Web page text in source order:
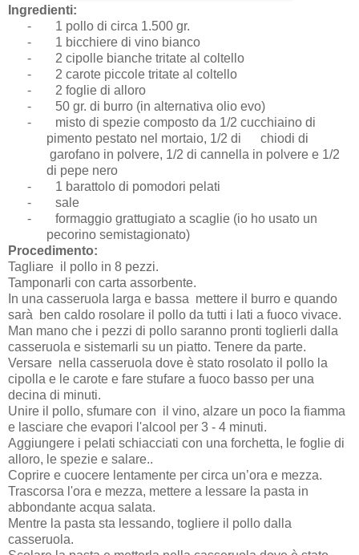
Ingredienti:
-
1 pollo di circa 1.500 gr.
-
1 bicchiere di vino bianco
-
2 cipolle bianche tritate al coltello
-
2 carote piccole tritate al coltello
-
2 foglie di alloro
-
50 gr. di burro (in alternativa olio evo)
-
misto di spezie composto da 1/2 cucchiaino di
pimento pestato nel mortaio, 1/2 di chiodi di
garofano in polvere, 1/2 di cannella in polvere e 1/2
di pepe nero
-
1 barattolo di pomodori pelati
-
sale
-
formaggio grattugiato a scaglie (io ho usato un
pecorino semistagionato)
Procedimento:
Tagliare il pollo in 8 pezzi.
Tamponarli con carta assorbente.
In una casseruola larga e bassa mettere il burro e quando
sarà ben caldo rosolare il pollo da tutti i lati a fuoco vivace.
Man mano che i pezzi di pollo saranno pronti toglierli dalla
casseruola e sistemarli su un piatto. Tenere da parte.
Versare nella casseruola dove è stato rosolato il pollo la
cipolla e le carote e fare stufare a fuoco basso per una
decina di minuti.
Unire il pollo, sfumare con il vino, alzare un poco la fiamma
e lasciare che evapori l'alcool per 3 - 4 minuti.
Aggiungere i pelati schiacciati con una forchetta, le foglie di
alloro, le spezie e salare..
Coprire e cuocere lentamente per circa un’ora e mezza.
Trascorsa l'ora e mezza, mettere a lessare la pasta in
abbondante acqua salata.
Mentre la pasta sta lessando, togliere il pollo dalla
casseruola.